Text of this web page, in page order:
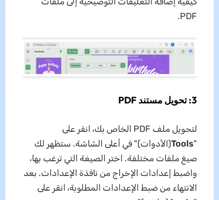
PDF.
3: تحويل مستند PDF
لتحويل ملف PDF الخاص بك، انقر على
"
Tools(الأدوات)" في أعلى الشاشة. ستظهر لك
صيغ ملفات مختلفة. اختر الصيغة التي ترغب بها،
واضبط إعدادات الإخراج من نافذة الإعدادات. بعد
الانتهاء من ضبط الإعدادات المطلوبة، انقر على